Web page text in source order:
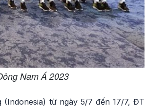
Nam Á 2023
từ ngày 5/7 đến 17/7, ĐT